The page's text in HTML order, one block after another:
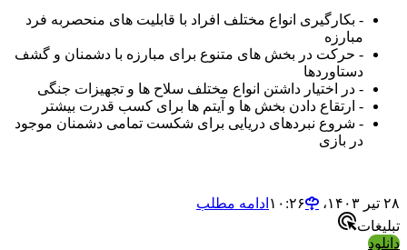
- بکارگیری انواع مختلف افراد با قابلیت های منحصربه فرد
مبارزه
- حرکت در بخش های متنوع برای مبارزه با دشمنان و گشف
دستاوردها
- در اختیار داشتن انواع مختلف سلاح ها و تجهیزات جنگی
- ارتقاع دادن بخش ها و آیتم ها برای کسب قدرت بیشتر
- شروع نبردهای دریایی برای شکست تمامی دشمنان موجود
در بازی
۲۸ تیر ۱۴۰۳،‏ ۱۰:۲۶
ادامه مطلب
تبلیغات
دانلود